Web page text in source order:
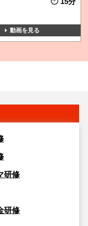
動画を見る
研修
研修